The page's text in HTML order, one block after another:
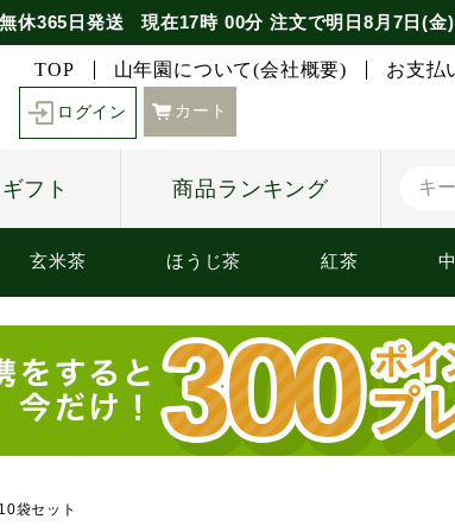
休365日発送 現在17時 00分 注文で明日8月7日(金
TOP 山年園について(会社概要) お支払
ログイン カート
ギフト 商品ランキング
玄米茶 ほうじ茶 紅茶
袋セット